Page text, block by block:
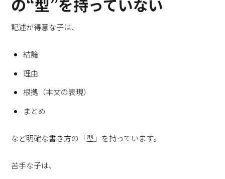
の“型”を持っていない
記述が得意な子は、
結論
理由
根拠（本文の表現）
まとめ
など明確な書き方の「型」を持っています。
苦手な子は、